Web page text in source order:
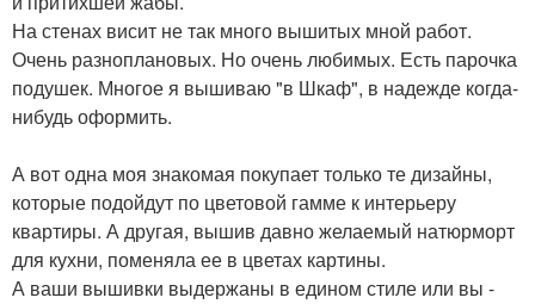
На стенах висит не так много вышитых мной работ.
Очень разноплановых. Но очень любимых. Есть парочка
подушек. Многое я вышиваю "в Шкаф", в надежде когда-
нибудь оформить.
А вот одна моя знакомая покупает только те дизайны,
которые подойдут по цветовой гамме к интерьеру
квартиры. А другая, вышив давно желаемый натюрморт
для кухни, поменяла ее в цветах картины.
А ваши вышивки выдержаны в едином стиле или вы -